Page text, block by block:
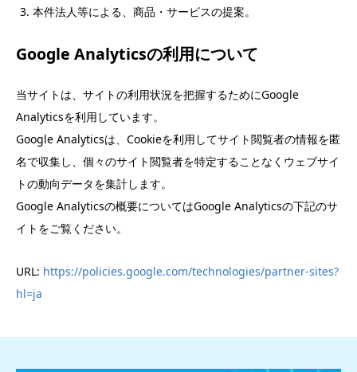
本件法人等による、商品・サービスの提案。
Google Analyticsの利用について
当サイトは、サイトの利用状況を把握するためにGoogle
Analyticsを利用しています。
Google Analyticsは、Cookieを利用してサイト閲覧者の情報を匿
名で収集し、個々のサイト閲覧者を特定することなくウェブサイ
トの動向データを集計します。
Google Analyticsの概要についてはGoogle Analyticsの下記のサ
イトをご覧ください。
URL: https://policies.google.com/technologies/partner-sites?
hl=ja